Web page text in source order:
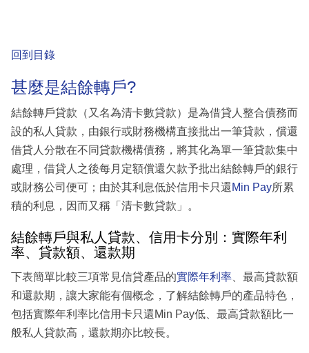
回到目錄
甚麼是結餘轉戶?
結餘轉戶貸款（又名為清卡數貸款）是為借貸人整合債務而
設的私人貸款，由銀行或財務機構直接批出一筆貸款，償還
借貸人分散在不同貸款機構債務，將其化為單一筆貸款集中
處理，借貸人之後每月定額償還欠款予批出結餘轉戶的銀行
或財務公司便可；由於其利息低於信用卡只還Min Pay所累
積的利息，因而又稱「清卡數貸款」。
結餘轉戶與私人貸款、信用卡分別：實際年利
率、貸款額、還款期
下表簡單比較三項常見信貸產品的實際年利率 、最高貸款額
和還款期，讓大家能有個概念，了解結餘轉戶的產品特色，
包括實際年利率比信用卡只還Min Pay低、最高貸款額比一
般私人貸款高，還款期亦比較長。